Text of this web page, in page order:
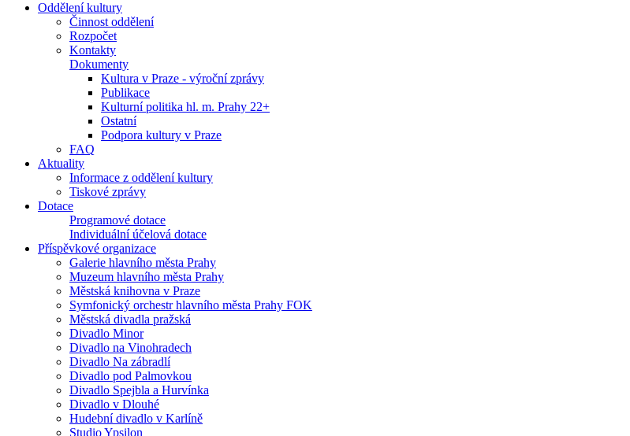
Oddělení kultury
Činnost oddělení
Rozpočet
Kontakty
Dokumenty
Kultura v Praze - výroční zprávy
Publikace
Kulturní politika hl. m. Prahy 22+
Ostatní
Podpora kultury v Praze
FAQ
Aktuality
Informace z oddělení kultury
Tiskové zprávy
Dotace
Programové dotace
Individuální účelová dotace
Příspěvkové organizace
Galerie hlavního města Prahy
Muzeum hlavního města Prahy
Městská knihovna v Praze
Symfonický orchestr hlavního města Prahy FOK
Městská divadla pražská
Divadlo Minor
Divadlo na Vinohradech
Divadlo Na zábradlí
Divadlo pod Palmovkou
Divadlo Spejbla a Hurvínka
Divadlo v Dlouhé
Hudební divadlo v Karlíně
Studio Ypsilon